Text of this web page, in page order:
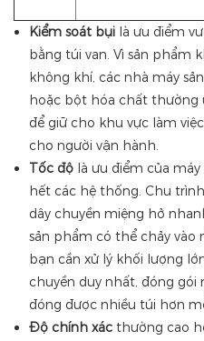
Kiểm soát bụi là ưu điểm
bằng túi van. Vì sản phẩm
không khí, các nhà máy
hoặc bột hóa chất thường
để giữ cho khu vực làm
cho người vận hành.
Tốc độ là ưu điểm của
hết các hệ thống. Chu
dây chuyền miệng hở
sản phẩm có thể chảy vào
bạn cần xử lý khối lượng
chuyền duy nhất, đóng
đóng được nhiều túi hơn
Độ chính xác thường cao